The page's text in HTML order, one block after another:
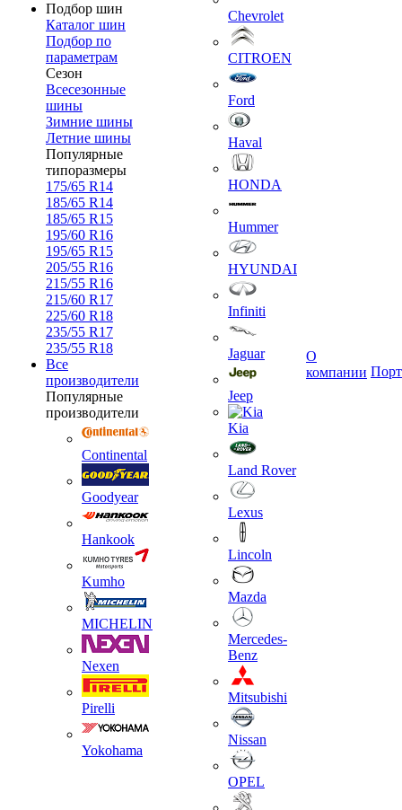
Подбор шин
Каталог шин
Подбор по
параметрам
Сезон
Всесезонные
шины
Зимние шины
Летние шины
Популярные
типоразмеры
175/65 R14
185/65 R14
185/65 R15
195/60 R16
195/65 R15
205/55 R16
215/55 R16
215/60 R17
225/60 R18
235/55 R17
235/55 R18
Все
производители
Популярные
производители
Continental
Goodyear
Hankook
Kumho
MICHELIN
Nexen
Pirelli
Yokohama
Chevrolet
CITROEN
Ford
Haval
HONDA
Hummer
HYUNDAI
Infiniti
Jaguar
Jeep
Kia
Land Rover
Lexus
Lincoln
Mazda
Mercedes-
Benz
Mitsubishi
Nissan
OPEL
О
компании